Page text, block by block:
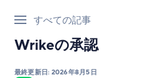
すべての記事
Wrikeの承認
最終更新日: 2026年8月5日